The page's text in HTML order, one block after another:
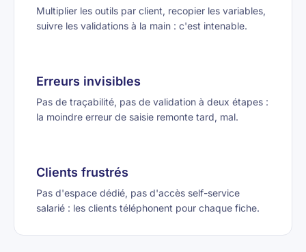
Multiplier les outils par client, recopier les variables,
suivre les validations à la main : c'est intenable.
Erreurs invisibles
Pas de traçabilité, pas de validation à deux étapes :
la moindre erreur de saisie remonte tard, mal.
Clients frustrés
Pas d'espace dédié, pas d'accès self-service
salarié : les clients téléphonent pour chaque fiche.